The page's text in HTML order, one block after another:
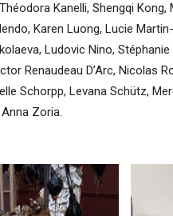
Kanelli, Shengqi
Karen Luong, Lucie
Ludovic Nino,
Renaudeau D’Arc, Nicolas
Schorpp, Levana Schütz,
Zoria.